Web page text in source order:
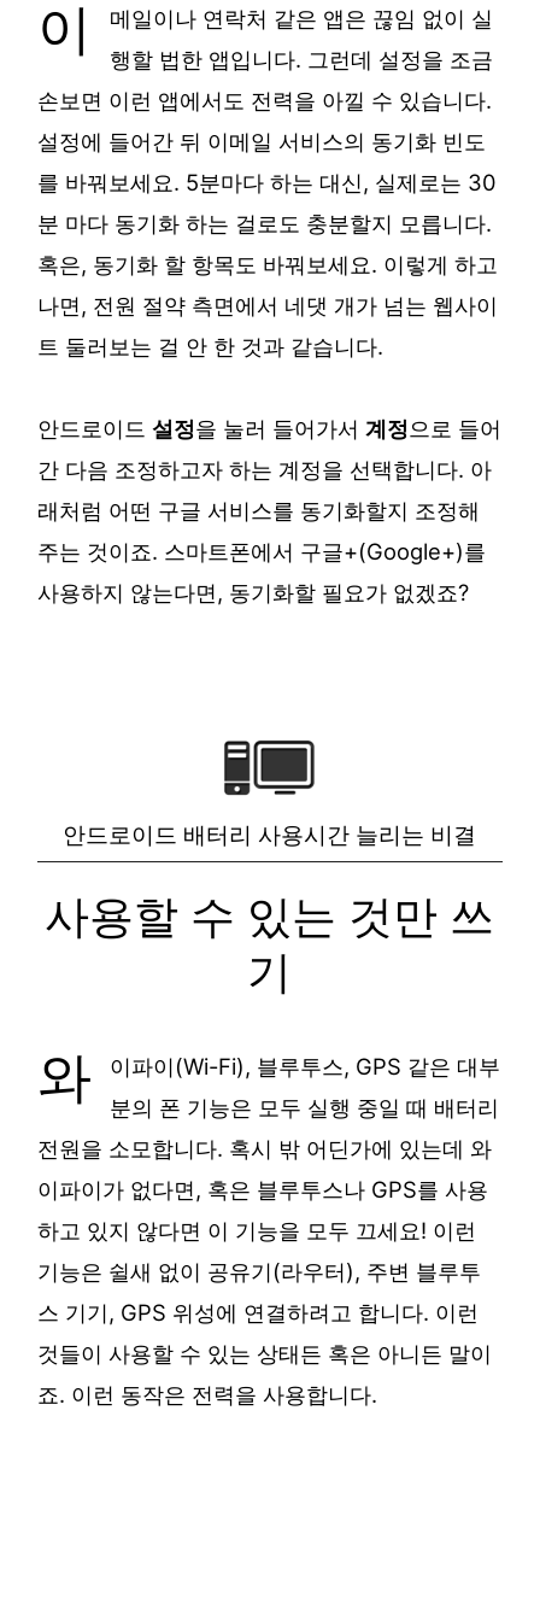
이
메일이나 연락처 같은 앱은 끊임 없이 실
행할 법한 앱입니다. 그런데 설정을 조금
손보면 이런 앱에서도 전력을 아낄 수 있습니다.
설정에 들어간 뒤 이메일 서비스의 동기화 빈도
를 바꿔보세요. 5분마다 하는 대신, 실제로는 30
분 마다 동기화 하는 걸로도 충분할지 모릅니다.
혹은, 동기화 할 항목도 바꿔보세요. 이렇게 하고
나면, 전원 절약 측면에서 네댓 개가 넘는 웹사이
트 둘러보는 걸 안 한 것과 같습니다.
안드로이드설정을 눌러 들어가서계정 으로 들어
간 다음 조정하고자 하는 계정을 선택합니다. 아
래처럼 어떤 구글 서비스를 동기화할지 조정해
주는 것이죠. 스마트폰에서 구글+(Google+)를
사용하지 않는다면, 동기화할 필요가 없겠죠?
안드로이드 배터리 사용시간 늘리는 비결
사용할 수 있는 것만 쓰
기
와
이파이(Wi-Fi), 블루투스, GPS 같은 대부
분의 폰 기능은 모두 실행 중일 때 배터리
전원을 소모합니다. 혹시 밖 어딘가에 있는데 와
이파이가 없다면, 혹은 블루투스나 GPS를 사용
하고 있지 않다면 이 기능을 모두 끄세요! 이런
기능은 쉴새 없이 공유기(라우터), 주변 블루투
스 기기, GPS 위성에 연결하려고 합니다. 이런
것들이 사용할 수 있는 상태든 혹은 아니든 말이
죠. 이런 동작은 전력을 사용합니다.